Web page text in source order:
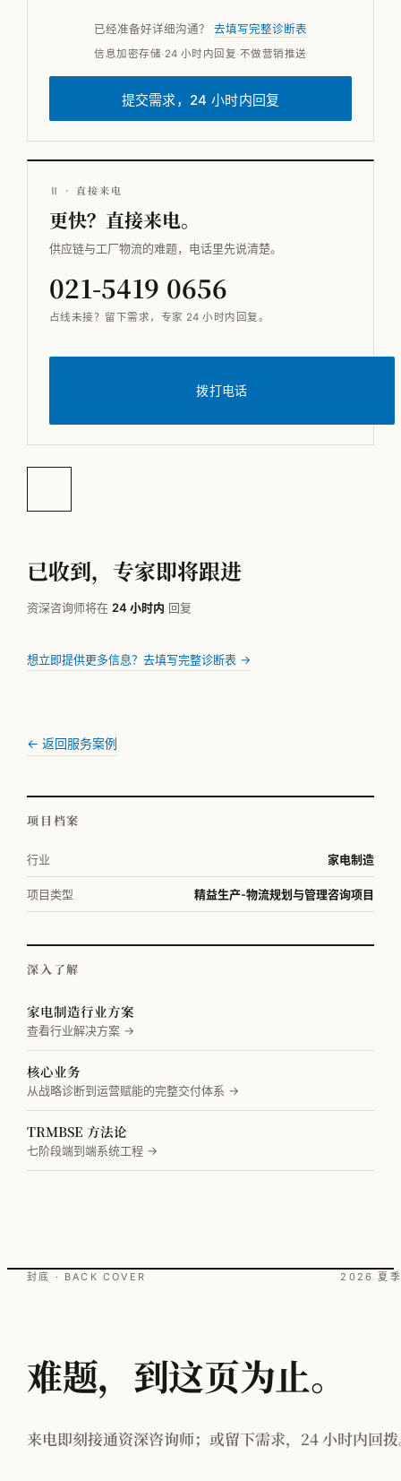
已经准备好详细沟通？ 去填写完整诊断表
信息加密存储· 24 小时内回复·不做营销推送
提交需求，24 小时内回复
Ⅱ · 直接来电
更快？直接来电。
供应链与工厂物流的难题，电话里先说清楚。
021-5419 0656
占线未接？留下需求，专家 24 小时内回复。
拨打电话
已收到，专家即将跟进
资深咨询师将在 24 小时内 回复
想立即提供更多信息？去填写完整诊断表 →
← 返回服务案例
项目档案
行业 家电制造
项目类型 精益生产-物流规划与管理咨询项目
深入了解
家电制造行业方案
查看行业解决方案 →
核心业务
从战略诊断到运营赋能的完整交付体系 →
TRMBSE 方法论
七阶段端到端系统工程 →
封底 · BACK COVER 2026 夏
难题，到这页为止。
来电即刻接通资深咨询师；或留下需求，24 小时内回